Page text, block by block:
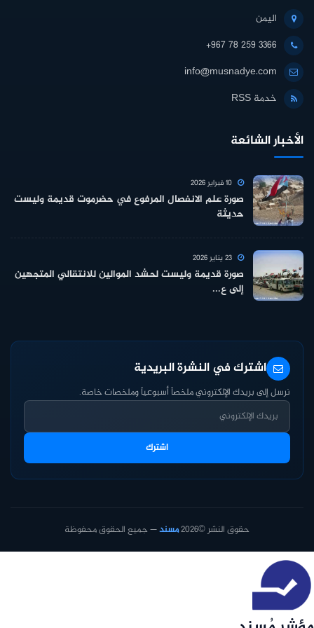
اليمن
+967 78 259 3366
info@musnadye.com
خدمة RSS
الأخبار الشائعة
صورة علم الانفصال المرفوع في حضرموت قديمة وليست
حديثة
صورة قديمة وليست لحشد الموالين للانتقالي المتجهين
إلى ع...
اشترك في النشرة البريدية
نرسل إلى بريدك الإلكتروني ملخصاً أسبوعياً وملخصات خاصة.
اشترك
حقوق النشر ©2026 مسند— جميع الحقوق محفوظة